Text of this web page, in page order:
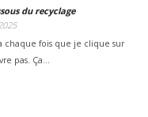
du recyclage
chaque fois que je clique sur
pas. Ça…